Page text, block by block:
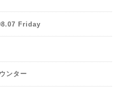
Friday
ンター